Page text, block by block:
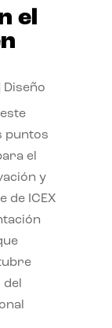
el
Diseño
puntos
el
y
de ICEX